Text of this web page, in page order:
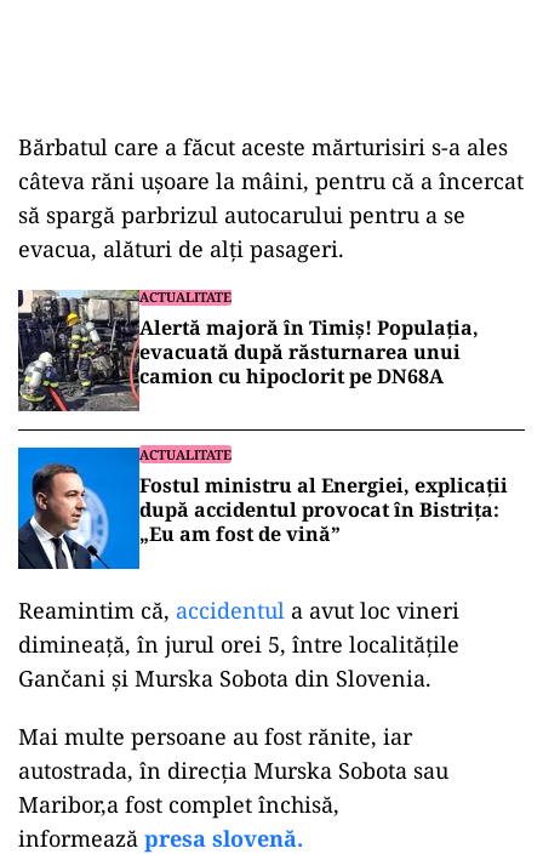
Bărbatul care a făcut aceste mărturisiri s-a ales
câteva răni ușoare la mâini, pentru că a încercat
să spargă parbrizul autocarului pentru a se
evacua, alături de alți pasageri.
ACTUALITATE
Alertă majoră în Timiș! Populația,
evacuată după răsturnarea unui
camion cu hipoclorit pe DN68A
ACTUALITATE
Fostul ministru al Energiei, explicații
după accidentul provocat în Bistrița:
„Eu am fost de vină”
Reamintim că, accidentul a avut loc vineri
dimineață, în jurul orei 5, între localitățile
Gančani și Murska Sobota din Slovenia.
Mai multe persoane au fost rănite, iar
autostrada, în direcția Murska Sobota sau
Maribor,a fost complet închisă,
informează presa slovenă.